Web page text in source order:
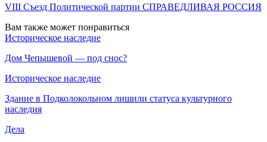
VIII Съезд Политической партии СПРАВЕДЛИВАЯ РОССИЯ
Вам также может понравиться
Историческое наследие
Дом Чепышевой — под снос?
Историческое наследие
Здание в Подколокольном лишили статуса культурного
наследия
Дела